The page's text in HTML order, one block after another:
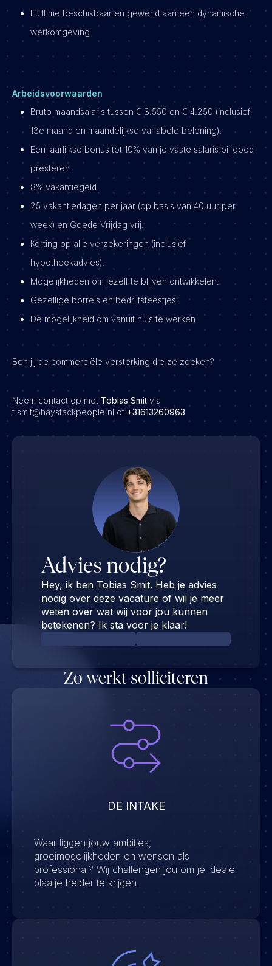
Fulltime beschikbaar en gewend aan een dynamische
werkomgeving
Arbeidsvoorwaarden
Bruto maandsalaris tussen € 3.550 en € 4.250 (inclusief
13e maand en maandelijkse variabele beloning).
Een jaarlijkse bonus tot 10% van je vaste salaris bij goed
presteren.
8% vakantiegeld.
25 vakantiedagen per jaar (op basis van 40 uur per
week) en Goede Vrijdag vrij.
Korting op alle verzekeringen (inclusief
hypotheekadvies).
Mogelijkheden om jezelf te blijven ontwikkelen.
Gezellige borrels en bedrijfsfeestjes!
De mogelijkheid om vanuit huis te werken
Ben jij de commerciële versterking die ze zoeken?
Neem contact op met Tobias Smit via
t.smit@haystackpeople.nl of +31613260963
Advies nodig?
Hey, ik ben Tobias Smit. Heb je advies
nodig over deze vacature of wil je meer
weten over wat wij voor jou kunnen
betekenen? Ik sta voor je klaar!
Zo werkt solliciteren
DE INTAKE
Waar liggen jouw ambities,
groeimogelijkheden en wensen als
professional? Wij challengen jou om je ideale
plaatje helder te krijgen.